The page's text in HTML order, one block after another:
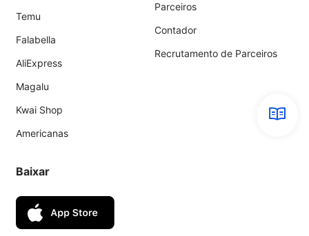
Temu
Falabella
AliExpress
Magalu
Kwai Shop
Americanas
Parceiros
Contador
Recrutamento de Parceiros
Baixar